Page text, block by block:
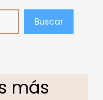
Buscar
más